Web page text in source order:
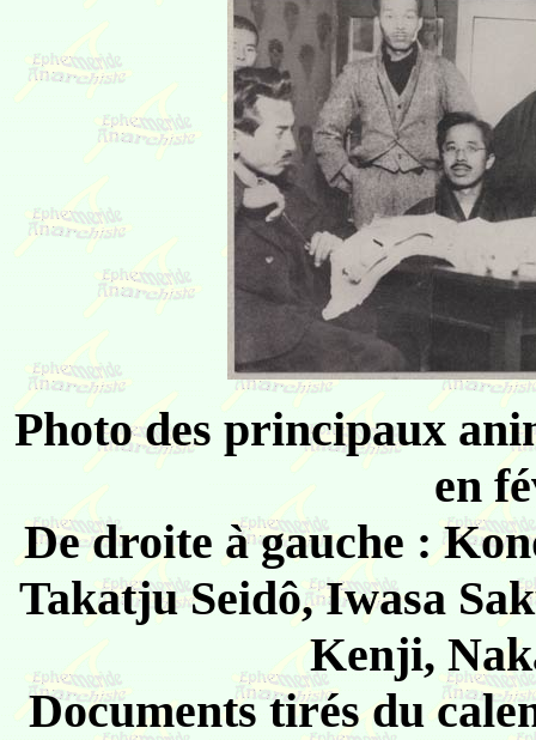
Photo des principaux
en
De droite à gauche :
Takatju Seidô, Iwasa
Kenji,
Documents tirés du